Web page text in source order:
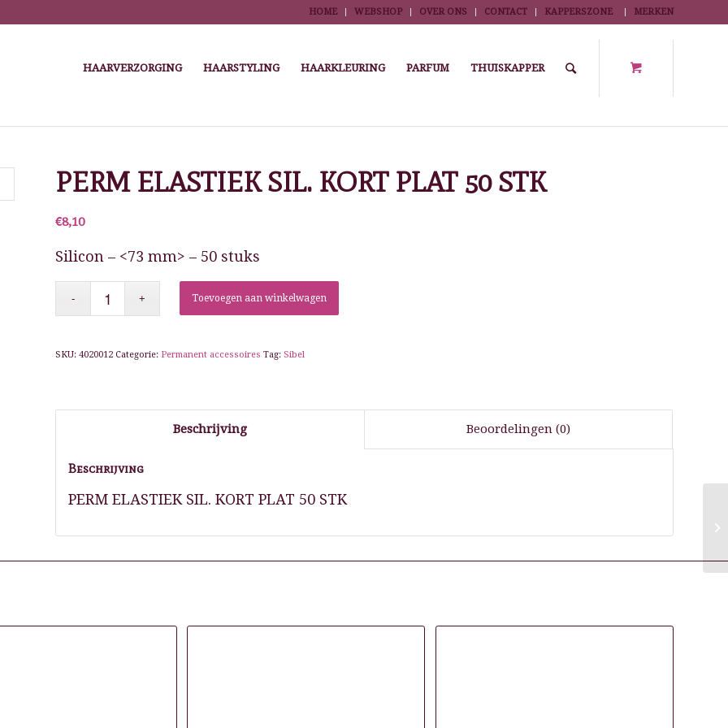
HOME WEBSHOP OVER ONS CONTACT KAPPERSZONE MERKEN
HAARVERZORGING HAARSTYLING HAARKLEURING PARFUM THUISKAPPER
PERM ELASTIEK SIL. KORT PLAT 50 STK
€8,10
Silicon – <73 mm> – 50 stuks
Toevoegen aan winkelwagen
SKU:4020012 Categorie: Permanent accessoires Tag:Sibel
Beschrijving Beoordelingen (0)
Beschrijving
PERM ELASTIEK SIL. KORT PLAT 50 STK